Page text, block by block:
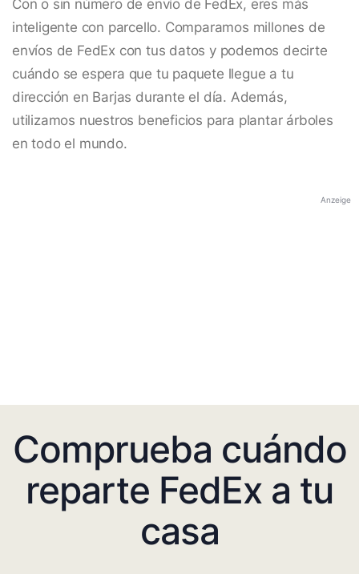
Con o sin número de envío de FedEx, eres más
inteligente con parcello. Comparamos millones de
envíos de FedEx con tus datos y podemos decirte
cuándo se espera que tu paquete llegue a tu
dirección en Barjas durante el día. Además,
utilizamos nuestros beneficios para plantar árboles
en todo el mundo.
Anzeige
Comprueba cuándo
reparte FedEx a tu
casa